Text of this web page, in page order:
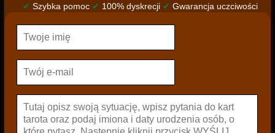
✔ Szybka pomoc ✔ 100% dyskrecji ✔ Gwarancja uczciwości